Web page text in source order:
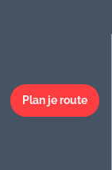
Plan je route